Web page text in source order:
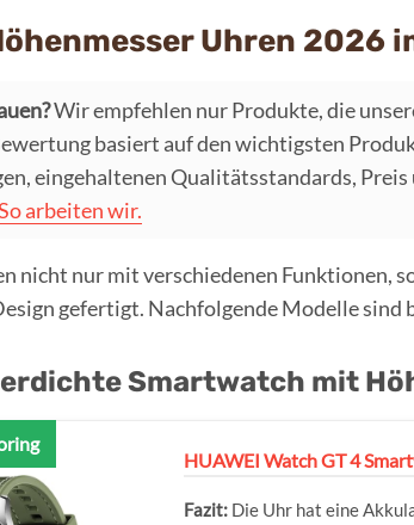
Uhren 2026
Wir empfehlen nur Produkte, die
basiert auf den wichtigsten
eingehaltenen Qualitätsstandards, Preis
arbeiten wir.
nicht nur mit verschiedenen Funktionen,
gefertigt. Nachfolgende Modelle sind
Smartwatch mit
HUAWEI Watch GT 4
Die Uhr hat eine